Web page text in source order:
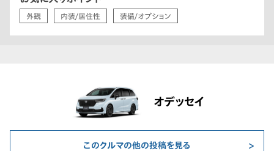
外観 内装/居住性 装備/オプション
オデッセイ
このクルマの他の投稿を見る